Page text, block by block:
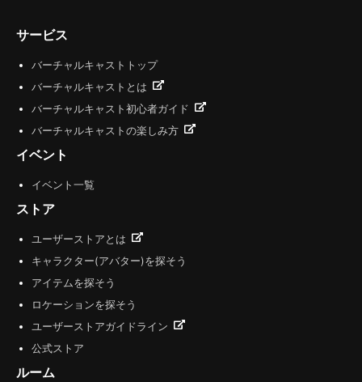
サービス
バーチャルキャストトップ
バーチャルキャストとは
バーチャルキャスト初心者ガイド
バーチャルキャストの楽しみ方
イベント
イベント一覧
ストア
ユーザーストアとは
キャラクター(アバター)を探そう
アイテムを探そう
ロケーションを探そう
ユーザーストアガイドライン
公式ストア
ルーム